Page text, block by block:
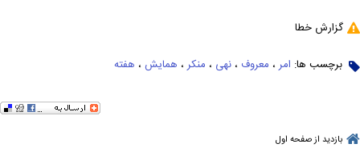
گزارش خطا
برچسب ها: امر ، معروف ، نهی ، منکر ، همایش ، هفته
بازدید از صفحه اول